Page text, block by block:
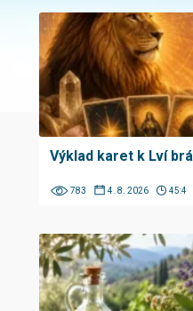
Výklad karet k Lví
783 4. 8. 2026 45:4